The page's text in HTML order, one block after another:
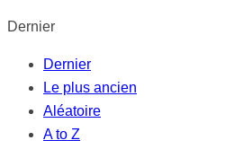
Dernier
Dernier
Le plus ancien
Aléatoire
A to Z